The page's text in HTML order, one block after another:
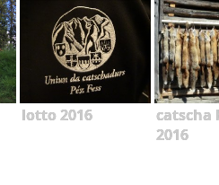
lotto 2016
catscha
2016